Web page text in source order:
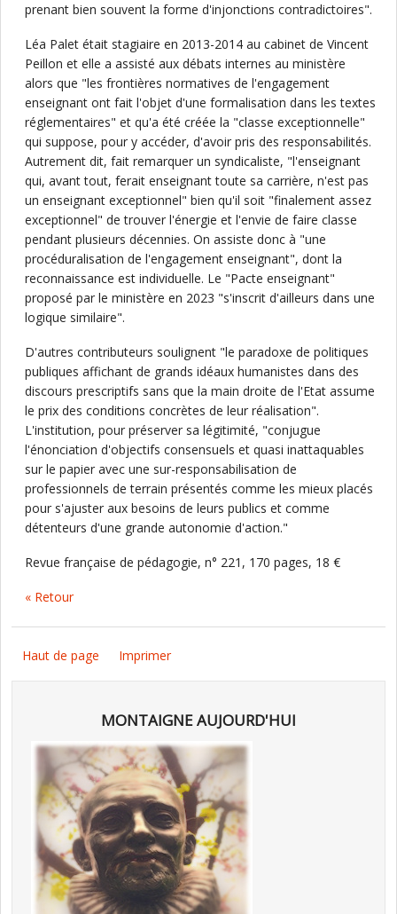
prenant bien souvent la forme d'injonctions contradictoires".
Léa Palet était stagiaire en 2013-2014 au cabinet de Vincent
Peillon et elle a assisté aux débats internes au ministère
alors que "les frontières normatives de l'engagement
enseignant ont fait l'objet d'une formalisation dans les textes
réglementaires" et qu'a été créée la "classe exceptionnelle"
qui suppose, pour y accéder, d'avoir pris des responsabilités.
Autrement dit, fait remarquer un syndicaliste, "l'enseignant
qui, avant tout, ferait enseignant toute sa carrière, n'est pas
un enseignant exceptionnel" bien qu'il soit "finalement assez
exceptionnel" de trouver l'énergie et l'envie de faire classe
pendant plusieurs décennies. On assiste donc à "une
procéduralisation de l'engagement enseignant", dont la
reconnaissance est individuelle. Le "Pacte enseignant"
proposé par le ministère en 2023 "s'inscrit d'ailleurs dans une
logique similaire".
D'autres contributeurs soulignent "le paradoxe de politiques
publiques affichant de grands idéaux humanistes dans des
discours prescriptifs sans que la main droite de l'Etat assume
le prix des conditions concrètes de leur réalisation".
L'institution, pour préserver sa légitimité, "conjugue
l'énonciation d'objectifs consensuels et quasi inattaquables
sur le papier avec une sur-responsabilisation de
professionnels de terrain présentés comme les mieux placés
pour s'ajuster aux besoins de leurs publics et comme
détenteurs d'une grande autonomie d'action."
Revue française de pédagogie, n° 221, 170 pages, 18 €
« Retour
Haut de page Imprimer
MONTAIGNE AUJOURD'HUI